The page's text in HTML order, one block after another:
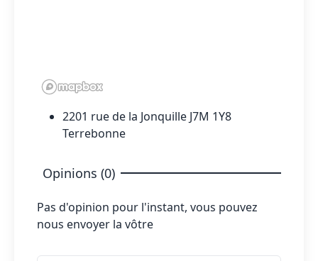
2201 rue de la Jonquille J7M 1Y8
Terrebonne
Opinions (0)
Pas d'opinion pour l'instant, vous pouvez
nous envoyer la vôtre